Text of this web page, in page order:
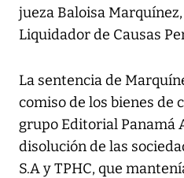
jueza Baloisa
Liquidador de Causas
La sentencia de
comiso de los bienes de
grupo Editorial Panamá
disolución de las
S.A y TPHC, que